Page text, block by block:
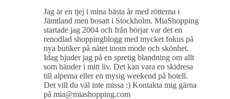
Jag är en tjej i mina bästa år med rötterna i
Jämtland men bosatt i Stockholm. MiaShopping
startade jag 2004 och från börjar var det en
renodlad shoppingblogg med mycket fokus på
nya butiker på nätet inom mode och skönhet.
Idag bjuder jag på en spretig blandning om allt
som händer i mitt liv. Det kan vara en skidresa
till alperna eller en mysig weekend på hotell.
Det vill du väl inte missa :) Kontakta mig gärna
på mia@miashopping.com